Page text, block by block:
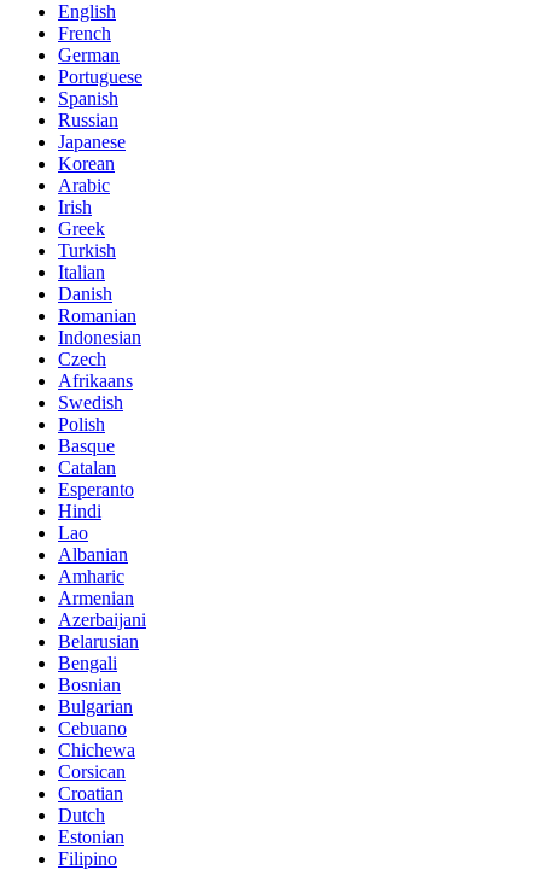
English
French
German
Portuguese
Spanish
Russian
Japanese
Korean
Arabic
Irish
Greek
Turkish
Italian
Danish
Romanian
Indonesian
Czech
Afrikaans
Swedish
Polish
Basque
Catalan
Esperanto
Hindi
Lao
Albanian
Amharic
Armenian
Azerbaijani
Belarusian
Bengali
Bosnian
Bulgarian
Cebuano
Chichewa
Corsican
Croatian
Dutch
Estonian
Filipino